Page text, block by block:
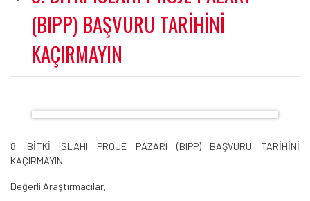
(BIPP) BAŞVURU TARİHİNİ
KAÇIRMAYIN
8. BİTKİ ISLAHI PROJE PAZARI (BIPP) BAŞVURU TARİHİNİ
KAÇIRMAYIN
Değerli Araştırmacılar,